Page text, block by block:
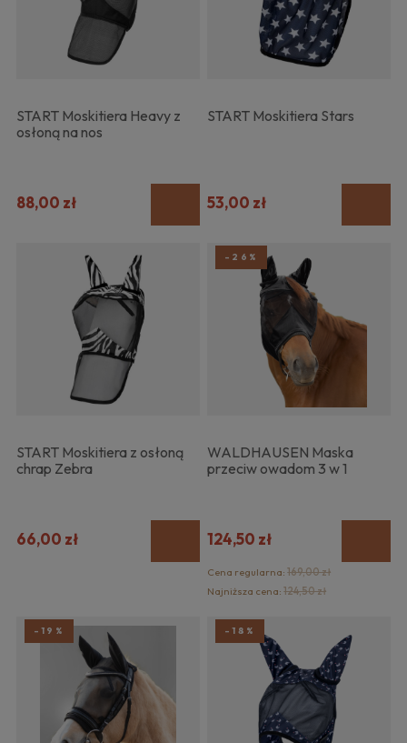
START Moskitiera Heavy z
osłoną na nos
88,00 zł
START Moskitiera Stars
53,00 zł
START Moskitiera z osłoną
chrap Zebra
66,00 zł
WALDHAUSEN Maska
przeciw owadom 3 w 1
124,50 zł
Cena regularna:169,00 zł
Najniższa cena:124,50 zł
-26%
-19% -18%